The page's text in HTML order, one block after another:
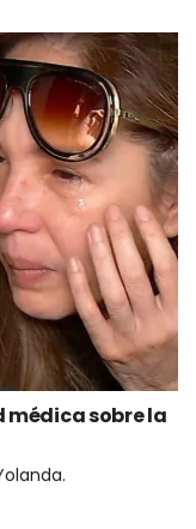
médica sobre la